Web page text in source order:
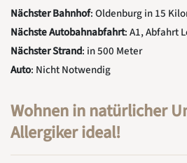
Nächster Bahnhof: Oldenburg in 15
Nächste Autobahnabfahrt: A1, Abfahrt
Nächster Strand: in 500 Meter
Auto: Nicht Notwendig
Wohnen in natürlicher
Allergiker ideal!